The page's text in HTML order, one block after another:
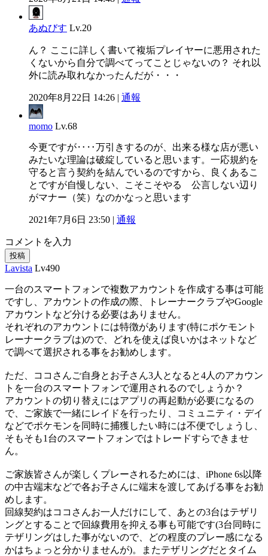
あぬびす Lv.20
ん？ ここに詳しく書いて複垢プレイヤーに悪用された
くないから自分で調べてってことじゃないの？ それ以
外に読み取れなかったんだが・・・
2020年8月22日 14:26 | 通報
momo Lv.68
今更ですが‥‥万引きするのが、出来る様な店が悪い
みたいな理論は破綻していると思います。一応規約を
守ると言う契約を結んでいるのですから、良くあるこ
とですが自慢しない、こそこそやる 公言しない辺り
がマナー（笑）なのかなっと思います
2021年7月6日 23:50 | 通報
コメントを入力
投稿
Lavista Lv490
一台のスマートフォンで複数アカウントを作成する事は可能
ですし、アカウントの作成の際、トレーナークラブやGoogle
アカウントなど分ける必要はありません。
それぞれのアカウントには特徴があります(特にポケモント
レーナークラブは)ので、どれを使えば良いかはネットなど
で調べて選択される事をお勧めします。
ただ、ココさんご自身とお子さん3人となると4人のアカウン
トを一台のスマートフォンで運用されるのでしょうか？
アカウントの切り替えにはアプリの再起動が必要になるの
で、ご家族で一緒にレイドを行ったり、コミュニティ・デイ
などでポケモンを同時に捕獲したい時には不便でしょうし、
そもそも1台のスマートフォンではトレードすらできませ
ん。
ご家族皆さんが楽しくプレーされるためには、iPhone 6s以降
の中古端末などで各お子さんに端末を渡してあげる事をお勧
めします。
回線契約はココさんお一人だけにして、あとの3台はテザリ
ングとすることで回線費用を抑える事も可能です(3台同時に
テザリングはした事がないので、どの程度のプレー感になる
かはちょっと分かりませんが)。またテザリングだとタイム